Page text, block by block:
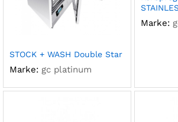
STOCK + WASH Double Star
Marke: gc platinum
Marke: